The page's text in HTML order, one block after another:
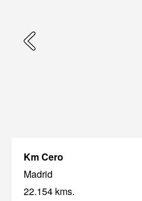
Km Cero
Madrid
22.154 kms.